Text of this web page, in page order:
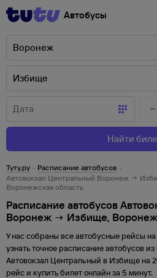
Автобусы
Найти
Туту.ру · Расписание автобусов ·
Автовокзал Центральный Воронеж →
Воронежская область
Расписание автобусов
Воронеж → Избище,
У нас собраны все автобусные рейсы
узнать точное расписание автобусов из
Автовокзал Центральный в Избище на
рейс и купить билет онлайн за 5 минут.